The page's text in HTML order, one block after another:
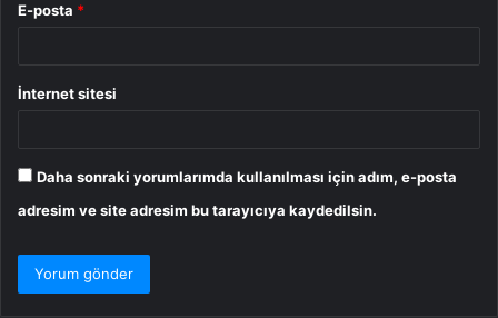
E-posta *
İnternet sitesi
Daha sonraki yorumlarımda kullanılması için adım, e-posta
adresim ve site adresim bu tarayıcıya kaydedilsin.